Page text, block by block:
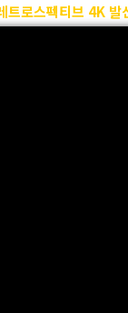
트로스펙티브 4K 발